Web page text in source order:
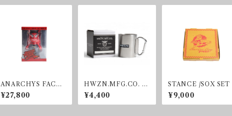
ANARCHYS FACT
ORY / DEVIL FIGU
RE
¥27,800
HWZN.MFG.CO. /S
TAINLESS MUG
¥4,400
STANCE /SOX SET
¥9,000